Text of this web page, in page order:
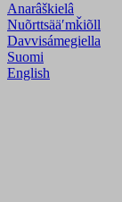
Anarâškielâ
Nuõrttsääʹmǩiõll
Davvisámegiella
Suomi
English